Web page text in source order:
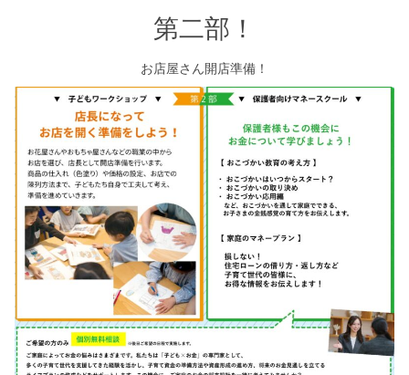
お問い合わせ
第二部！
お店屋さん開店準備！